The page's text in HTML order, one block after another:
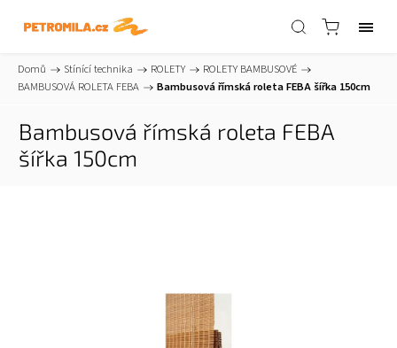
Domů / Stínící technika / ROLETY / ROLETY BAMBUSOVÉ /
BAMBUSOVÁ ROLETA FEBA / Bambusová římská roleta FEBA šířka 150cm
Bambusová římská roleta FEBA
šířka 150cm